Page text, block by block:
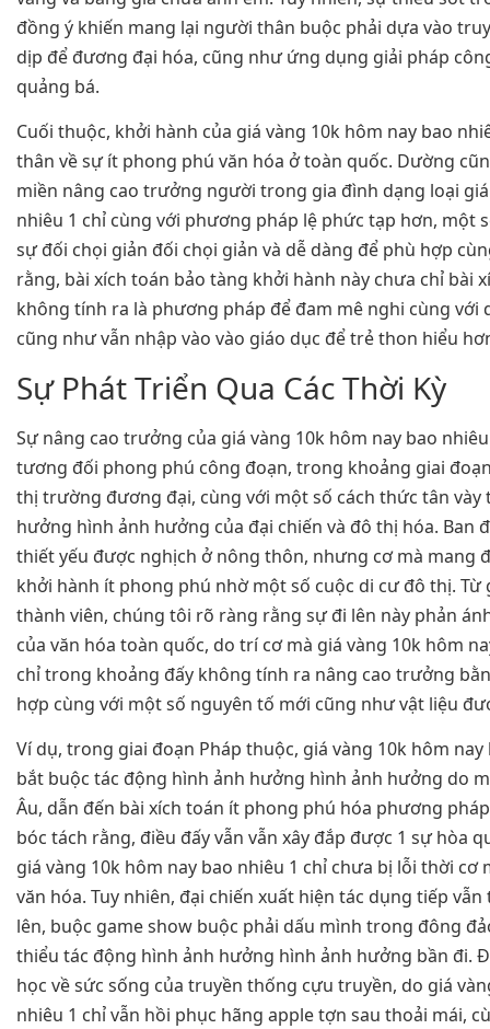
đồng ý khiến mang lại người thân buộc phải dựa vào
dịp để đương đại hóa, cũng như ứng dụng giải pháp
quảng bá.
Cuối thuộc, khởi hành của giá vàng 10k hôm nay bao
thân về sự ít phong phú văn hóa ở toàn quốc. Dường
miền nâng cao trưởng người trong gia đình dạng loại
nhiêu 1 chỉ cùng với phương pháp lệ phức tạp hơn, một
sự đối chọi giản đối chọi giản và dễ dàng để phù hợp
rằng, bài xích toán bảo tàng khởi hành này chưa chỉ bài
không tính ra là phương pháp để đam mê nghi cùng với
cũng như vẫn nhập vào vào giáo dục để trẻ thon hiểu
Sự Phát Triển Qua Các Thời Kỳ
Sự nâng cao trưởng của giá vàng 10k hôm nay bao
tương đối phong phú công đoạn, trong khoảng giai
thị trường đương đại, cùng với một số cách thức tân vày
hưởng hình ảnh hưởng của đại chiến và đô thị hóa. Ban
thiết yếu được nghịch ở nông thôn, nhưng cơ mà mang
khởi hành ít phong phú nhờ một số cuộc di cư đô thị. Từ
thành viên, chúng tôi rõ ràng rằng sự đi lên này phản
của văn hóa toàn quốc, do trí cơ mà giá vàng 10k hôm
chỉ trong khoảng đấy không tính ra nâng cao trưởng
hợp cùng với một số nguyên tố mới cũng như vật liệu
Ví dụ, trong giai đoạn Pháp thuộc, giá vàng 10k hôm
bắt buộc tác động hình ảnh hưởng hình ảnh hưởng do
Âu, dẫn đến bài xích toán ít phong phú hóa phương
bóc tách rằng, điều đấy vẫn vẫn xây đắp được 1 sự hòa
giá vàng 10k hôm nay bao nhiêu 1 chỉ chưa bị lỗi thời cơ
văn hóa. Tuy nhiên, đại chiến xuất hiện tác dụng tiếp
lên, buộc game show buộc phải dấu mình trong đông
thiểu tác động hình ảnh hưởng hình ảnh hưởng bần đi.
học về sức sống của truyền thống cựu truyền, do giá
nhiêu 1 chỉ vẫn hồi phục hãng apple tợn sau thoải mái,